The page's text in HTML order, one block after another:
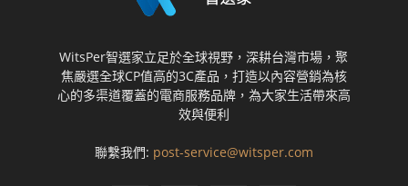
WitsPer智選家立足於全球視野，深耕台灣市場，聚
焦嚴選全球CP值高的3C產品，打造以內容營銷為核
心的多渠道覆蓋的電商服務品牌，為大家生活帶來高
效與便利
聯繫我們: post-service@witsper.com